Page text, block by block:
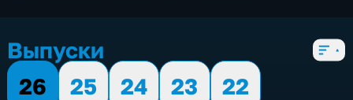
Выпуски
26
25 24 23
22